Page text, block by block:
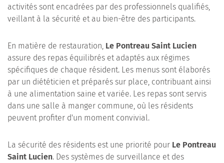
activités sont encadrées par des professionnels qualifiés,
veillant à la sécurité et au bien-être des participants.
En matière de restauration, Le Pontreau Saint Lucien
assure des repas équilibrés et adaptés aux régimes
spécifiques de chaque résident. Les menus sont élaborés
par un diététicien et préparés sur place, contribuant ainsi
à une alimentation saine et variée. Les repas sont servis
dans une salle à manger commune, où les résidents
peuvent profiter d'un moment convivial.
La sécurité des résidents est une priorité pour Le Pontreau
Saint Lucien. Des systèmes de surveillance et des